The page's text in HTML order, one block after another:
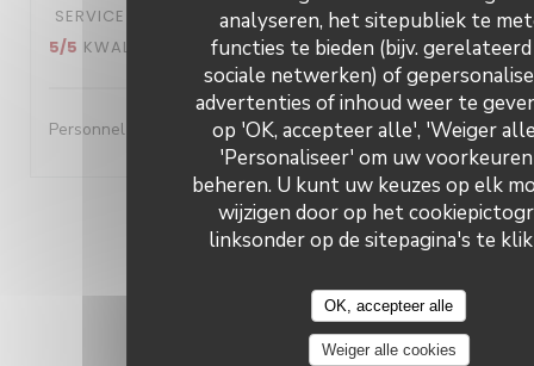
analyseren, het sitepubliek te
functies te bieden (bijv. gerelateerd
sociale netwerken) of
advertenties of inhoud weer te
op 'OK, accepteer alle', 'Weiger
'Personaliseer' om uw
beheren. U kunt uw keuzes op elk
wijzigen door op het
linksonder op de sitepagina's te
OK, accepteer alle
Weiger alle cookies
SERVICE ATMOSFEER: 5/5 KEUKEN:
5/5 KWALITEIT / PRIJS: 5/5
Personnel très accueillant- A l'écoute- excellent repas
2 3